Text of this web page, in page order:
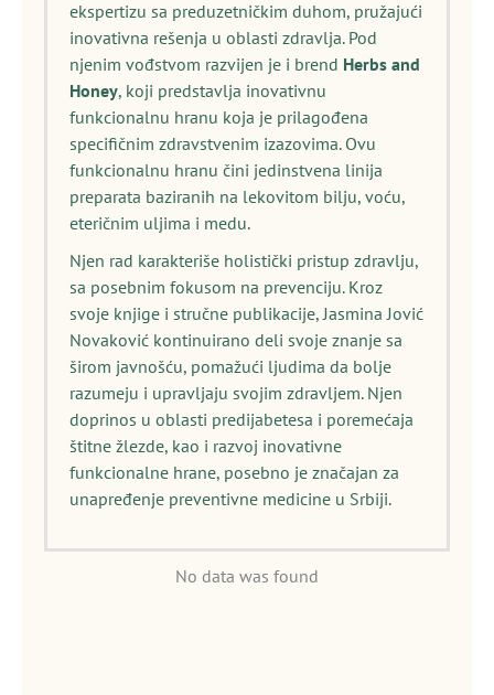
ekspertizu sa preduzetničkim duhom, pružajući
inovativna rešenja u oblasti zdravlja. Pod
njenim vođstvom razvijen je i brend Herbs and
Honey, koji predstavlja inovativnu
funkcionalnu hranu koja je prilagođena
specifičnim zdravstvenim izazovima. Ovu
funkcionalnu hranu čini jedinstvena linija
preparata baziranih na lekovitom bilju, voću,
eteričnim uljima i medu.
Njen rad karakteriše holistički pristup zdravlju,
sa posebnim fokusom na prevenciju. Kroz
svoje knjige i stručne publikacije, Jasmina Jović
Novaković kontinuirano deli svoje znanje sa
širom javnošću, pomažući ljudima da bolje
razumeju i upravljaju svojim zdravljem. Njen
doprinos u oblasti predijabetesa i poremećaja
štitne žlezde, kao i razvoj inovativne
funkcionalne hrane, posebno je značajan za
unapređenje preventivne medicine u Srbiji.
No data was found